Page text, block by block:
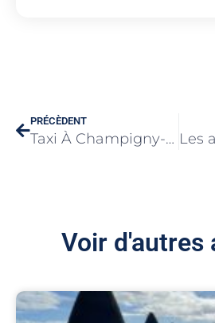
PRÉCÈDENT
Taxi À Champigny-Sur-Marne
Voir d'autres